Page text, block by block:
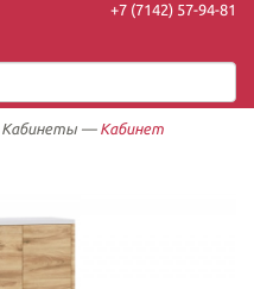
+7 (7142) 57-94-81
Кабинеты — Кабинет